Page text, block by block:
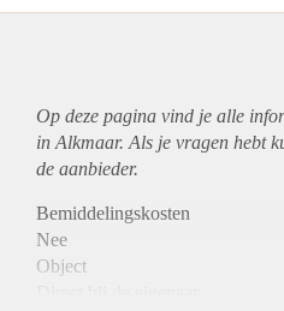
Op deze pagina vind je alle
in Alkmaar. Als je vragen hebt
de aanbieder.
Bemiddelingskosten
Nee
Object